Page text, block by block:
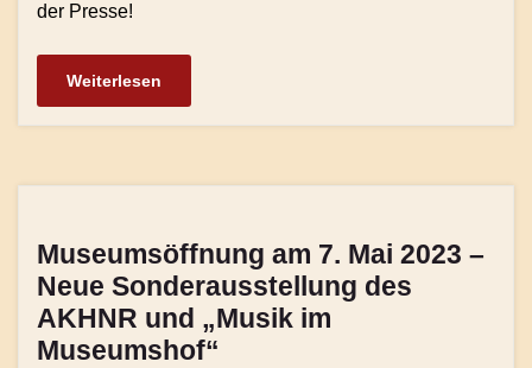
der Presse!
Weiterlesen
Museumsöffnung am 7. Mai 2023 –
Neue Sonderausstellung des
AKHNR und „Musik im
Museumshof“